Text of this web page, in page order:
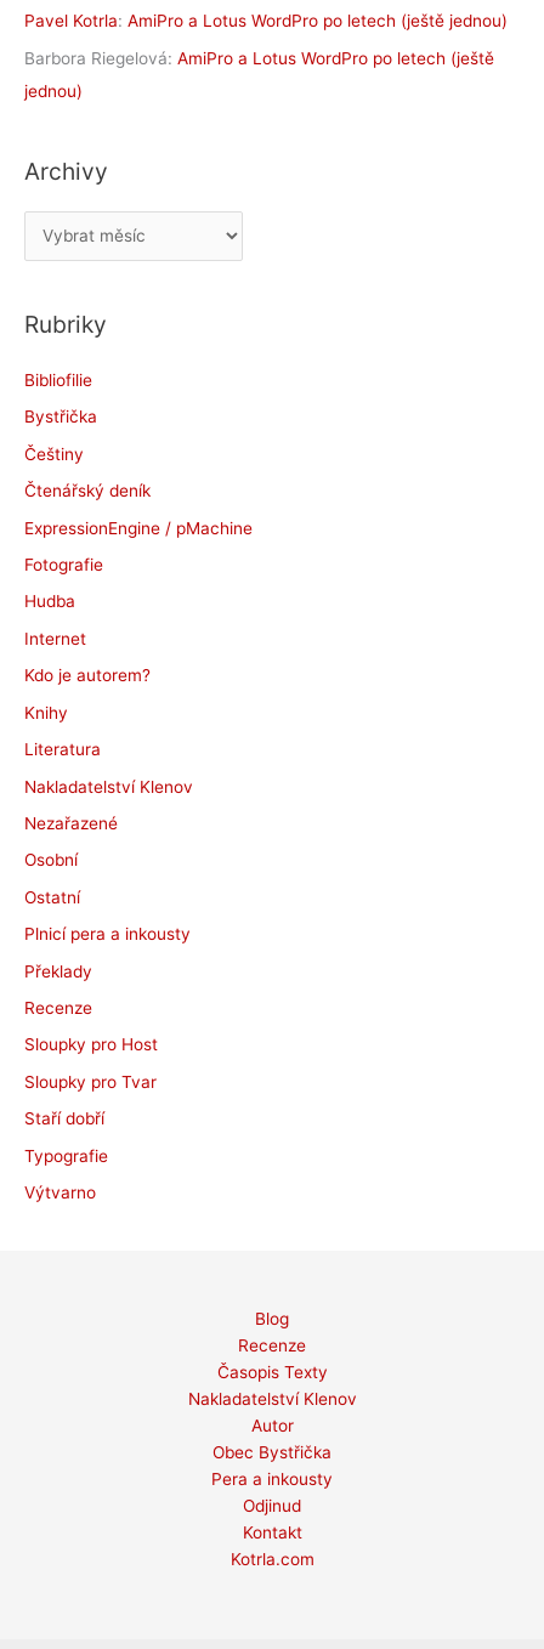
Pavel Kotrla: AmiPro a Lotus WordPro po letech (ještě jednou)
Barbora Riegelová: AmiPro a Lotus WordPro po letech (ještě
jednou)
Archivy
r
h
v
y
Rubriky
Bibliofilie
Bystřička
Češtiny
Čtenářský deník
ExpressionEngine / pMachine
Fotografie
Hudba
Internet
Kdo je autorem?
Knihy
Literatura
Nakladatelství Klenov
Nezařazené
Osobní
Ostatní
Plnicí pera a inkousty
Překlady
Recenze
Sloupky pro Host
Sloupky pro Tvar
Staří dobří
Typografie
Výtvarno
Blog
Recenze
Časopis Texty
Nakladatelství Klenov
Autor
Obec Bystřička
Pera a inkousty
Odjinud
Kontakt
Kotrla.com